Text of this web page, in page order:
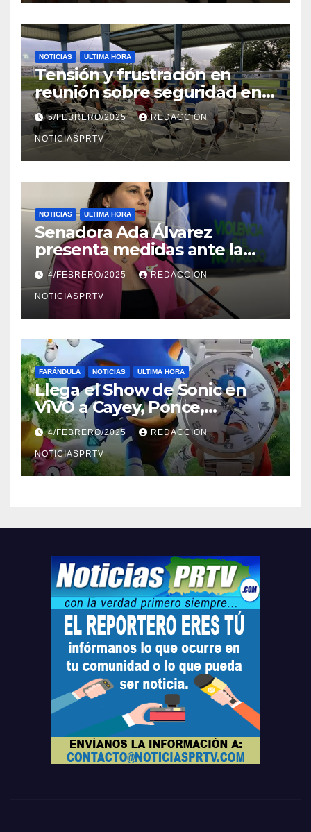
NOTICIAS ULTIMA HORA
Tensión y frustración en
reunión sobre seguridad en
Reparto Metropolitano
5/FEBRERO/2025 REDACCION
NOTICIASPRTV
NOTICIAS ULTIMA HORA
Senadora Ada Álvarez
presenta medidas ante la
violencia en el noviazgo
4/FEBRERO/2025 REDACCION
NOTICIASPRTV
FARÁNDULA NOTICIAS ULTIMA HORA
Llega el Show de Sonic en
ViVO a Cayey, Ponce,
Barceloneta y Humacao,
Relojes gratis para el que
compre ahora….
4/FEBRERO/2025 REDACCION
NOTICIASPRTV